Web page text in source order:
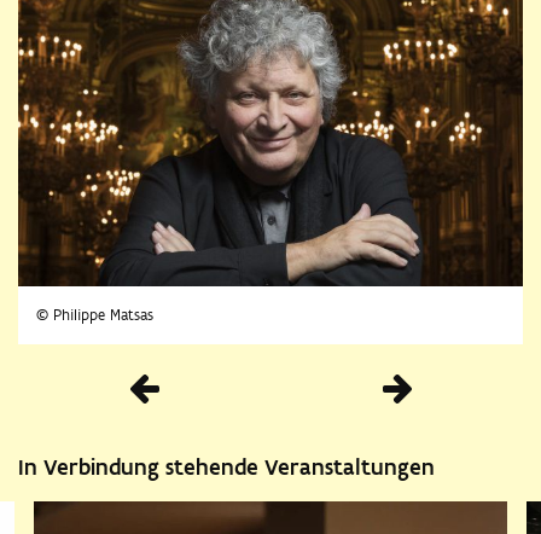
© Philippe Matsas
Vorherige
In Verbindung stehende Veranstaltungen